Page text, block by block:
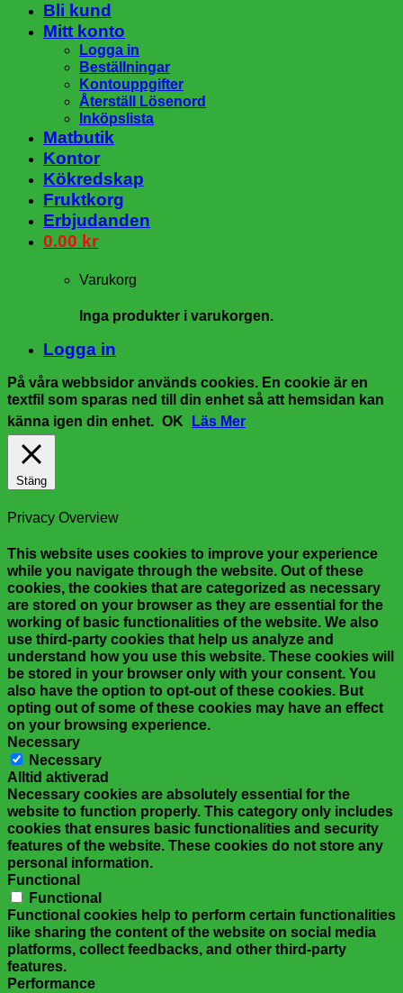
Bli kund
Mitt konto
Logga in
Beställningar
Kontouppgifter
Återställ Lösenord
Inköpslista
Matbutik
Kontor
Kökredskap
Fruktkorg
Erbjudanden
0.00 kr
Varukorg
Inga produkter i varukorgen.
Logga in
På våra webbsidor används cookies. En cookie är en
textfil som sparas ned till din enhet så att hemsidan kan
känna igen din enhet. OK Läs Mer
Stäng
Privacy Overview
This website uses cookies to improve your experience
while you navigate through the website. Out of these
cookies, the cookies that are categorized as necessary
are stored on your browser as they are essential for the
working of basic functionalities of the website. We also
use third-party cookies that help us analyze and
understand how you use this website. These cookies will
be stored in your browser only with your consent. You
also have the option to opt-out of these cookies. But
opting out of some of these cookies may have an effect
on your browsing experience.
Necessary
Necessary
Alltid aktiverad
Necessary cookies are absolutely essential for the
website to function properly. This category only includes
cookies that ensures basic functionalities and security
features of the website. These cookies do not store any
personal information.
Functional
Functional
Functional cookies help to perform certain functionalities
like sharing the content of the website on social media
platforms, collect feedbacks, and other third-party
features.
Performance